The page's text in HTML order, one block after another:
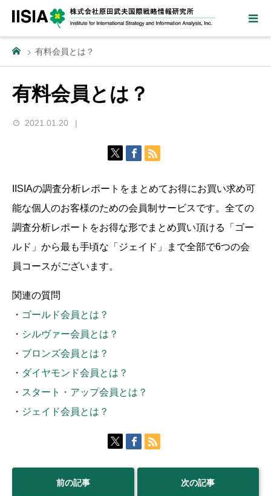
有料会員とは？
有料会員とは？
2021.01.20
IISIAの調査分析レポートをまとめてお得にお買い求め可
能な個人のお客様のための会員制サービスです。全ての
調査分析レポートをお得な形でまとめ買い頂ける「ゴー
ルド」から最も手頃な「ジェイド」まで全部で6つの会
員コースがございます。
関連の質問
・ ゴールド会員とは？
・ シルヴァー会員とは？
・ ブロンズ会員とは？
・ ダイヤモンド会員とは？
・ スタート・アップ会員とは？
・ ジェイド会員とは？
前の記事 次の記事